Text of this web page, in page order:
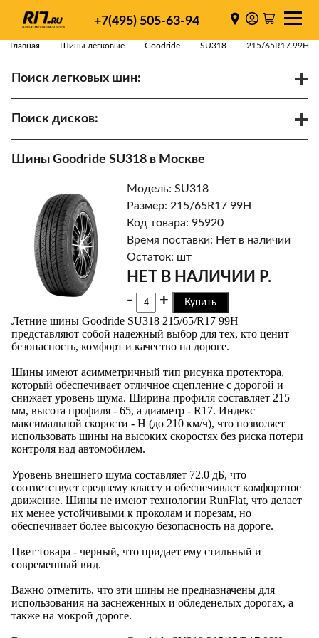
+7(495) 505-63-94
Главная Шины легковые Goodride SU318 215/65R17 99H
Поиск легковых шин:
Поиск дисков:
Найти
Шины Goodride SU318 в Москве
Модель: SU318
Размер: 215/65R17 99H
Код товара: 95920
Время поставки: Нет в наличии
Остаток: шт
НЕТ В НАЛИЧИИ Р.
-
+ Купить
Летние шины Goodride SU318 215/65/R17 99H
представляют собой надежный выбор для тех, кто ценит
безопасность, комфорт и качество на дороге.
Шины имеют асимметричный тип рисунка протектора,
который обеспечивает отличное сцепление с дорогой и
снижает уровень шума. Ширина профиля составляет 215
мм, высота профиля - 65, а диаметр - R17. Индекс
максимальной скорости - H (до 210 км/ч), что позволяет
использовать шины на высоких скоростях без риска потери
контроля над автомобилем.
Уровень внешнего шума составляет 72.0 дБ, что
соответствует среднему классу и обеспечивает комфортное
движение. Шины не имеют технологии RunFlat, что делает
их менее устойчивыми к проколам и порезам, но
обеспечивает более высокую безопасность на дороге.
Цвет товара - черный, что придает ему стильный и
современный вид.
Важно отметить, что эти шины не предназначены для
использования на заснеженных и обледенелых дорогах, а
также на мокрой дороге.